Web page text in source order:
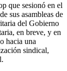
que sesionó en el
sus asambleas de
del Gobierno
en breve, y en
hacia una
sindical,